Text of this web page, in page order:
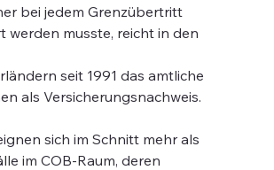
bei jedem Grenzübertritt
werden musste, reicht in den
seit 1991 das amtliche
als Versicherungsnachweis.
sich im Schnitt mehr als
im COB-Raum, deren